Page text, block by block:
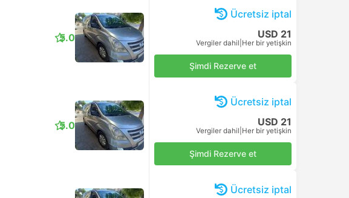
5.0
Ücretsiz iptal
USD 21
Vergiler dahil Her bir yetişkin
Şimdi Rezerve et
5.0
Ücretsiz iptal
USD 21
Vergiler dahil Her bir yetişkin
Şimdi Rezerve et
Ücretsiz iptal